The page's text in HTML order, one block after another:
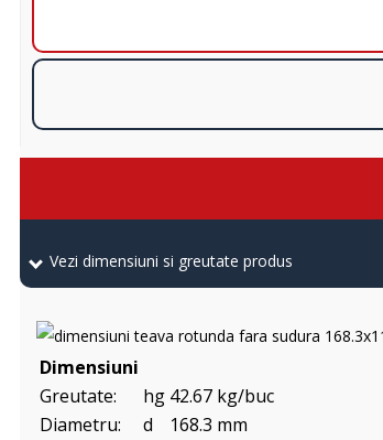
Vezi dimensiuni si greutate produs
Dimensiuni
Greutate:
hg 42.67 kg/buc
Diametru:
d
168.3 mm